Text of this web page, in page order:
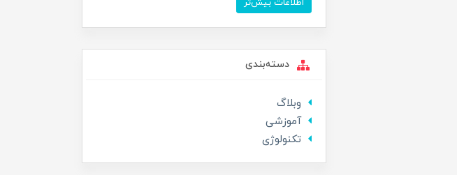
دسته‌بندی
وبلاگ
آموزشی
تکنولوژی